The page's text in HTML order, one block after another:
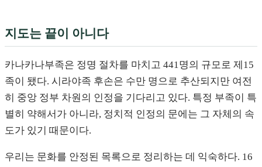
지도는 끝이 아니다
카나카나부족은 정명 절차를 마치고 441명의 규모로 제15
족이 됐다. 시라야족 후손은 수만 명으로 추산되지만 여전
히 중앙 정부 차원의 인정을 기다리고 있다. 특정 부족이 특
별히 약해서가 아니라, 정치적 인정의 문에는 그 자체의 속
도가 있기 때문이다.
우리는 문화를 안정된 목록으로 정리하는 데 익숙하다. 16